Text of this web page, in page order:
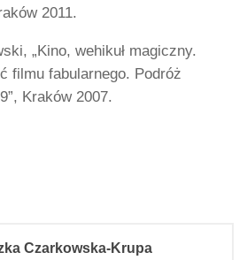
2011.
„Kino, wehikuł magiczny.
filmu fabularnego. Podróż
Kraków 2007.
Czarkowska-Krupa